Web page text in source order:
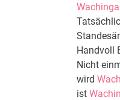
Wachinga
Handvoll
Nicht
wird
ist